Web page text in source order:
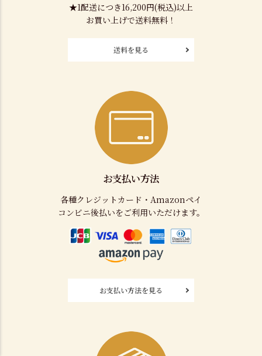
★1配送につき16,200円(税込)以上
お買い上げで送料無料！
送料を見る
お支払い方法
各種クレジットカード・Amazonペイ
コンビニ後払いをご利用いただけます。
お支払い方法を見る